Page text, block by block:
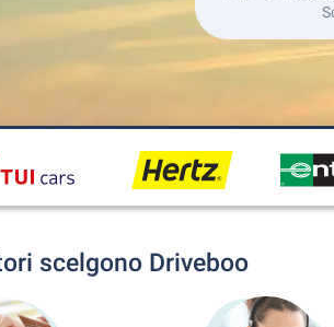
scelgono Driveboo